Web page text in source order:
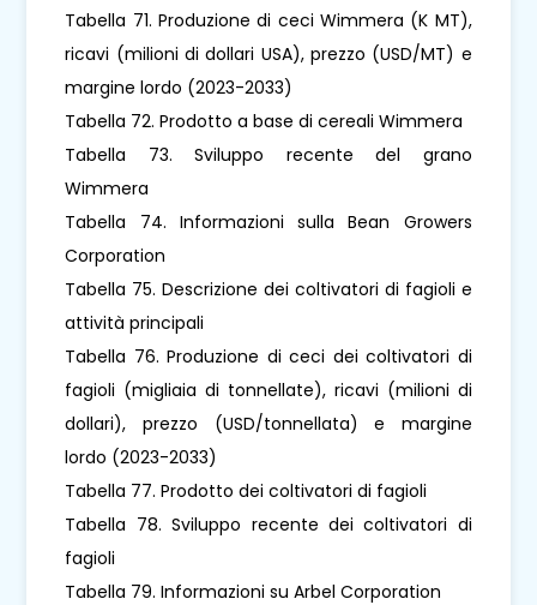
Tabella 71. Produzione di ceci Wimmera (K MT),
ricavi (milioni di dollari USA), prezzo (USD/MT) e
margine lordo (2023-2033)
Tabella 72. Prodotto a base di cereali Wimmera
Tabella 73. Sviluppo recente del grano
Wimmera
Tabella 74. Informazioni sulla Bean Growers
Corporation
Tabella 75. Descrizione dei coltivatori di fagioli e
attività principali
Tabella 76. Produzione di ceci dei coltivatori di
fagioli (migliaia di tonnellate), ricavi (milioni di
dollari), prezzo (USD/tonnellata) e margine
lordo (2023-2033)
Tabella 77. Prodotto dei coltivatori di fagioli
Tabella 78. Sviluppo recente dei coltivatori di
fagioli
Tabella 79. Informazioni su Arbel Corporation